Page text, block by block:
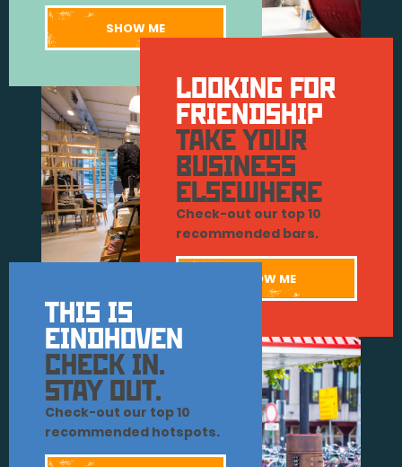
SHOW ME
LOOKING FOR
FRIENDSHIP
TAKE YOUR
BUSINESS
ELSEWHERE
Check-out our top 10
recommended bars.
SHOW ME
THIS IS
EINDHOVEN
CHECK IN.
STAY OUT.
Check-out our top 10
recommended hotspots.